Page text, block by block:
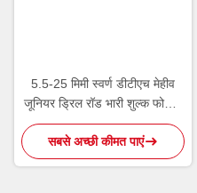
5.5-25 मिमी स्वर्ण डीटीएच मेहीव
जूनियर ड्रिल रॉड भारी शुल्क फोर्जिंग
और सटीक ड्रिलिंग के लिए
सबसे अच्छी कीमत पाएं